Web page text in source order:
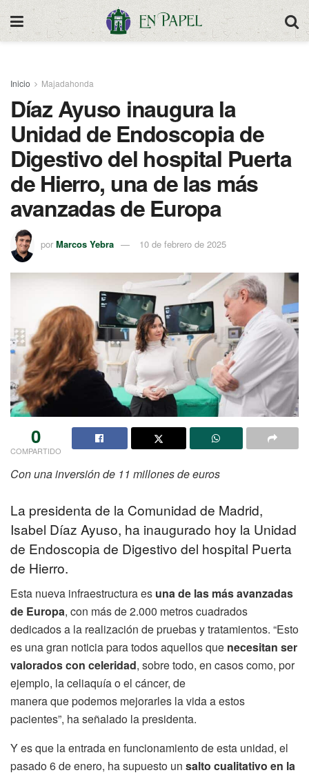
Inicio Majadahonda
Díaz Ayuso inaugura la
Unidad de Endoscopia de
Digestivo del hospital Puerta
de Hierro, una de las más
avanzadas de Europa
por Marcos Yebra 10 de febrero de 2025
0
COMPARTIDO
Con una inversión de 11 millones de euros
La presidenta de la Comunidad de Madrid,
Isabel Díaz Ayuso, ha inaugurado hoy la Unidad
de Endoscopia de Digestivo del hospital Puerta
de Hierro.
Esta nueva infraestructura es una de las más avanzadas
de Europa, con más de 2.000 metros cuadrados
dedicados a la realización de pruebas y tratamientos. “Esto
es una gran noticia para todos aquellos que necesitan ser
valorados con celeridad, sobre todo, en casos como, por
ejemplo, la celiaquía o el cáncer, de
manera que podemos mejorarles la vida a estos
pacientes”, ha señalado la presidenta.
Y es que la entrada en funcionamiento de esta unidad, el
pasado 6 de enero, ha supuesto un salto cualitativo en la